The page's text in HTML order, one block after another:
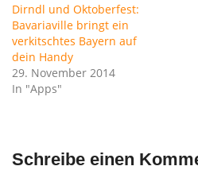
Dirndl und Oktoberfest:
Bavariaville bringt ein
verkitschtes Bayern auf
dein Handy
29. November 2014
In "Apps"
Schreibe einen